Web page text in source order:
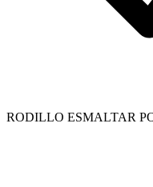
RODILLO ESMALTAR